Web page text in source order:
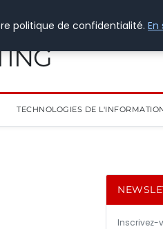
TECHNOLOGIES DE
Inscrivez-
politique de confidentialité. En